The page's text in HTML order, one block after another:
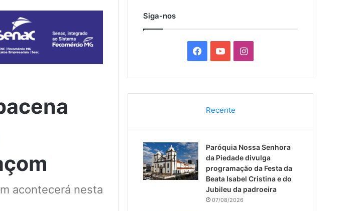
acontecerá nesta
Siga-nos
c
e
b
o
o
k
u
T
u
b
e
I
s
a
g
r
a
Recente
Paróquia Nossa Senhora
da Piedade divulga
programação da Festa da
Beata Isabel Cristina e do
Jubileu da padroeira
07/08/2026